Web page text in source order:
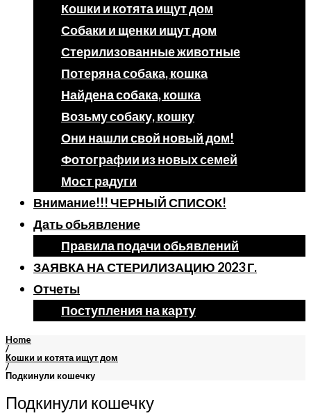
Кошки и котята ищут дом
Собаки и щенки ищут дом
Стерилизованные животные
Потеряна собака, кошка
Найдена собака, кошка
Возьму собаку, кошку
Они нашли свой новый дом!
Фотографии из новых семей
Мост радуги
Внимание!!! ЧЕРНЫЙ СПИСОК!
Дать обьявление
Правила подачи обьявлений
ЗАЯВКА НА СТЕРИЛИЗАЦИЮ 2023 Г.
Отчеты
Поступления на карту
Home
/
Кошки и котята ищут дом
/
Подкинули кошечку
Подкинули кошечку